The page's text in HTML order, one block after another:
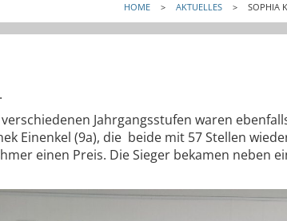
HOME > AKTUELLES > SOPHIA
Jahrgangsstufen waren
Einenkel (9a), die beide mit 57 Stellen
einen Preis. Die Sieger bekamen neben